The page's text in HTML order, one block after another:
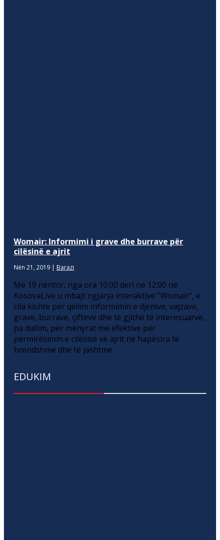
Womair: Informimi i grave dhe burrave për
cilësinë e ajrit
Nën 21, 2019 | Barazi
Më 19 nëntor, nga ora 10:00 deri në 12:00 në
KosovaLive u mbajt ngjarja interaktive “Womair”, e
cila kishte për qëllim informimin e djemve, vajzave,
grave, burrave, çifteve dhe të gjithë të interesuarve,
pa dallim, për mënyrat më efektive për
përmirësimin e cilësisë së ajrit në hapësira të
brendshme dhe të jashtme.
EDUKIM